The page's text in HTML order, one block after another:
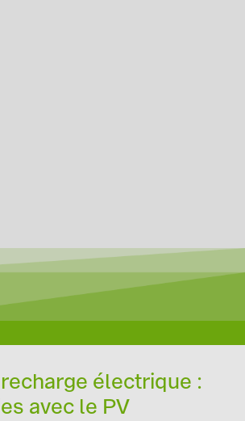
électrique :
avec le PV